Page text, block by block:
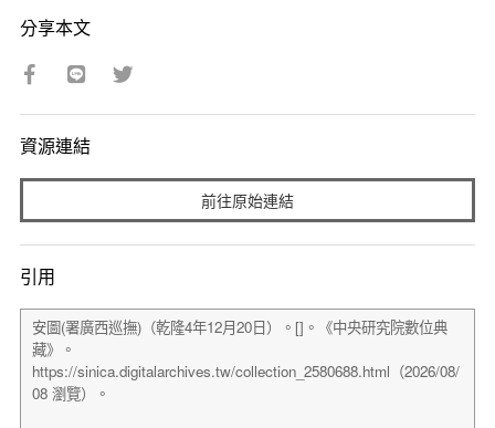
分享本文
資源連結
前往原始連結
引用